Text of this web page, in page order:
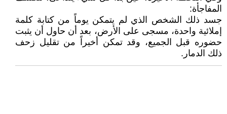
المفاجأة:
جسد ذلك الشخص الذي لم يتمكن يوماً من كتابة كلمة
إملائية واحدة، مسجى على الأرض، بعد أن حاول أن يثبت
حضوره قبل الجميع، وقد تمكن أخيراً من تقليل زحف
ذلك الدمار.